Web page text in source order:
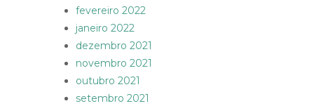
fevereiro 2022
janeiro 2022
dezembro 2021
novembro 2021
outubro 2021
setembro 2021